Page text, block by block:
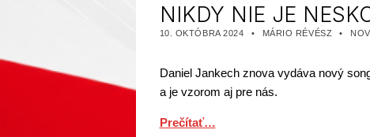
NIKDY NIE JE
PUBLIKOVANÉ DŇA:
10. OKTÓBRA 2024
AUTOR:
MÁRIO RÉVÉSZ
Daniel Jankech znova vydáva nový
a je vzorom aj pre nás.
Prečítať…